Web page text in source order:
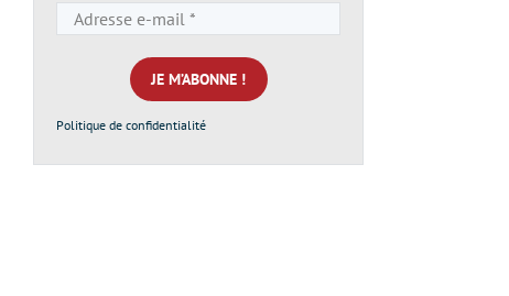
e-
mail
*
Politique de confidentialité